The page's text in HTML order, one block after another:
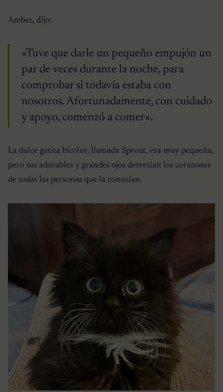
Amber, dijo:
«Tuve que darle un pequeño empujón un
par de veces durante la noche, para
comprobar si todavía estaba con
nosotros. Afortunadamente, con cuidado
y apoyo, comenzó a comer».
La dulce gatita bicolor, llamada Sprout, era muy pequeña,
pero sus adorables y grandes ojos derretían los corazones
de todas las personas que la conocían.